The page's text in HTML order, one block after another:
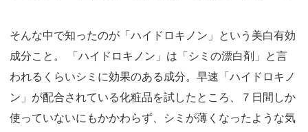
そんな中で知ったのが「ハイドロキノン」という美白有効
成分こと。 「ハイドロキノン」は「シミの漂白剤」と言
われるくらいシミに効果のある成分。早速「ハイドロキノ
ン」が配合されている化粧品を試したところ、７日間しか
使っていないにもかかわらず、シミが薄くなったような気